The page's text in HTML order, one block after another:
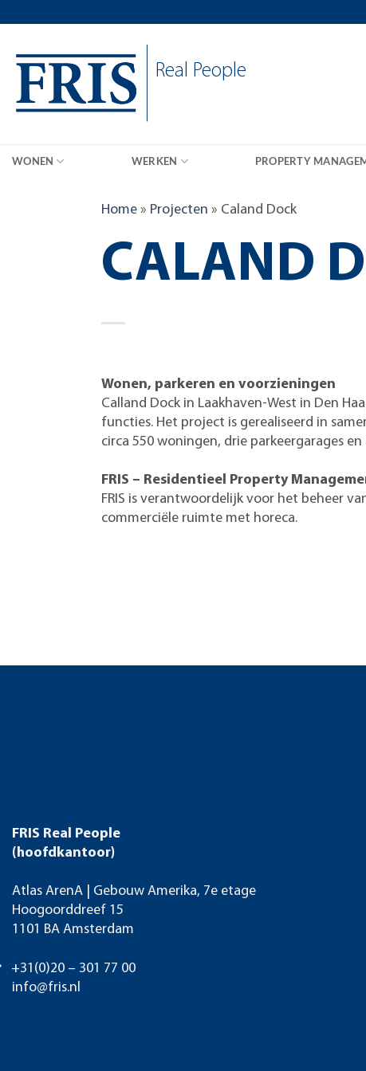
Real People
WONEN WERKEN PROPERTY
Home » Projecten » Caland Dock
CALAND
Wonen, parkeren en voorzieningen
Calland Dock in Laakhaven-West in Den
functies. Het project is gerealiseerd in
circa 550 woningen, drie parkeergarages
FRIS – Residentieel Property
FRIS is verantwoordelijk voor het beheer
commerciële ruimte met horeca.
FRIS Real People
(hoofdkantoor)
Atlas ArenA | Gebouw Amerika, 7e etage
Hoogoorddreef 15
1101 BA Amsterdam
+31(0)20 – 301 77 00
info@fris.nl